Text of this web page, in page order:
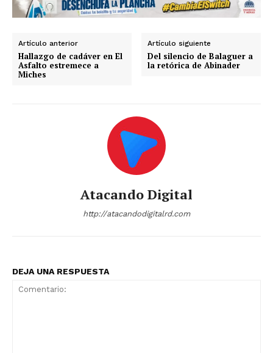
Artículo anterior
Hallazgo de cadáver en El
Asfalto estremece a
Miches
Artículo siguiente
Del silencio de Balaguer a
la retórica de Abinader
Atacando Digital
http://atacandodigitalrd.com
DEJA UNA RESPUESTA